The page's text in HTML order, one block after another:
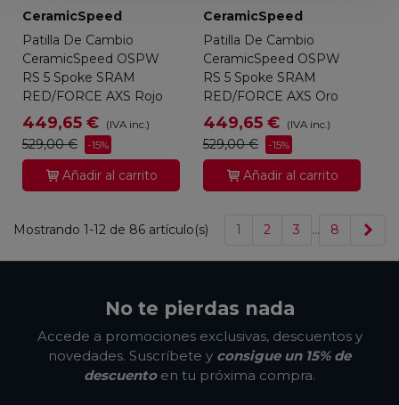
CeramicSpeed
Patilla De Cambio
CeramicSpeed OSPW
RS 5 Spoke SRAM
RED/FORCE AXS Rojo
449,65 € (IVA inc.)
529,00 € -15%
Añadir al carrito
CeramicSpeed
Patilla De Cambio
CeramicSpeed OSPW
RS 5 Spoke SRAM
RED/FORCE AXS Oro
449,65 € (IVA inc.)
529,00 € -15%
Añadir al carrito
Mostrando 1-12 de 86 artículo(s) 1 2 3 … 8
No te pierdas nada
Accede a promociones exclusivas, descuentos y
novedades. Suscríbete y consigue un 15% de
descuentoen tu próxima compra.